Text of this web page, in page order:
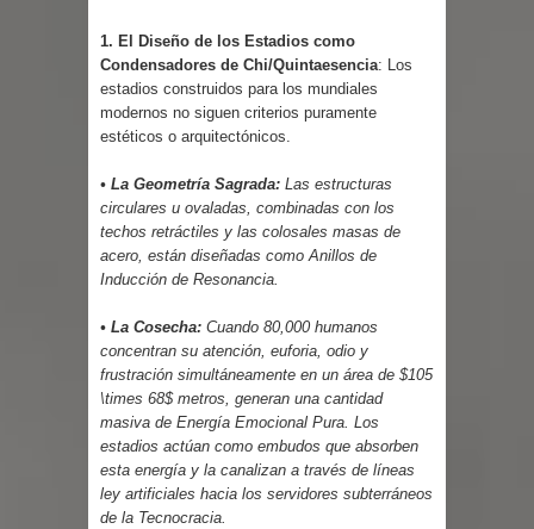
1. El Diseño de los Estadios como
Condensadores de Chi/Quintaesencia: Los
estadios construidos para los mundiales
modernos no siguen criterios puramente
estéticos o arquitectónicos.
• La Geometría Sagrada: Las estructuras
circulares u ovaladas, combinadas con los
techos retráctiles y las colosales masas de
acero, están diseñadas como Anillos de
Inducción de Resonancia.
• La Cosecha: Cuando 80,000 humanos
concentran su atención, euforia, odio y
frustración simultáneamente en un área de $105
\times 68$ metros, generan una cantidad
masiva de Energía Emocional Pura. Los
estadios actúan como embudos que absorben
esta energía y la canalizan a través de líneas
ley artificiales hacia los servidores subterráneos
de la Tecnocracia.